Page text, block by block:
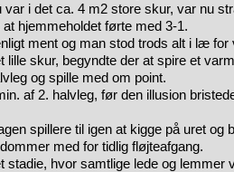
var i det ca. 4 m2 store skur, var nu
hjemmeholdet førte med 3-1.
ment og man stod trods alt i læ for
lille skur, begyndte der at spire et
og spille med om point.
af 2. halvleg, før den illusion
spillere til igen at kigge på uret og
med for tidlig fløjteafgang.
stadie, hvor samtlige lede og lemmer